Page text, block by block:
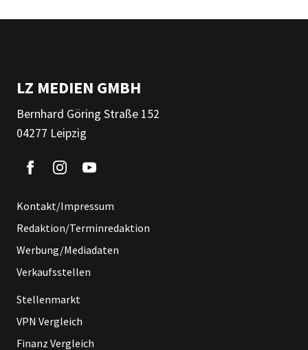
LZ MEDIEN GMBH
Bernhard Göring Straße 152
04277 Leipzig
Kontakt/Impressum
Redaktion/Terminredaktion
Werbung/Mediadaten
Verkaufsstellen
Stellenmarkt
VPN Vergleich
Finanz Vergleich